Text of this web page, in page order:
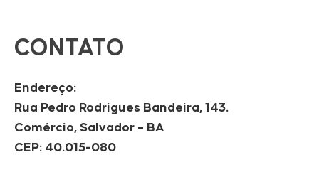
CONTATO
Endereço:
Rua Pedro Rodrigues Bandeira, 143.
Comércio, Salvador – BA
CEP: 40.015-080